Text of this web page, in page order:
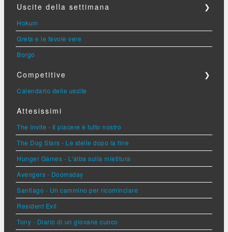
Uscite della settimana ❯
Hokum
Greta e le favole vere
Borgo
Competitive ❯
Calendario delle uscite
Attesissimi
The Invite - Il piacere è tutto nostro
The Dog Stars - Le stelle dopo la fine
Hunger Games - L'alba sulla mietitura
Avengers - Doomsday
Santiago - Un cammino per ricominciare
Resident Evil
Tony - Diario di un giovane cuoco